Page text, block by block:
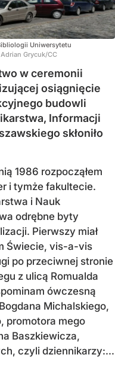
Uniwersytetu
Adrian Grycuk/CC
w ceremonii
osiągnięcie
budowli
Informacji
skłoniło
1986 rozpocząłem
i tymże fakultecie.
i Nauk
odrębne byty
Pierwszy miał
Świecie, vis-a-vis
po przeciwnej stronie
z ulicą Romualda
ówczesną
Michalskiego,
promotora mego
Baszkiewicza,
czyli dziennikarzy:...